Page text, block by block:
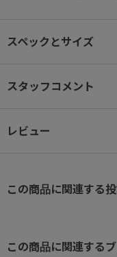
ハンドバッグのような高
13.3インチ
スペックとサイズ
スタッフコメント
レビュー
この商品に関連する
この商品に関連する